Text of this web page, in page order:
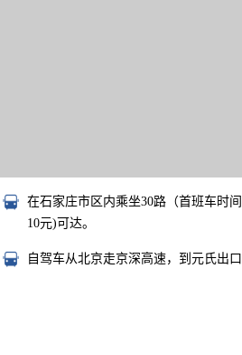
在石家庄市区内乘坐30路（首班车时
10元)可达。
自驾车从北京走京深高速，到元氏出